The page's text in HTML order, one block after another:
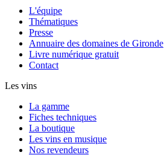
L'équipe
Thématiques
Presse
Annuaire des domaines de Gironde
Livre numérique gratuit
Contact
Les vins
La gamme
Fiches techniques
La boutique
Les vins en musique
Nos revendeurs